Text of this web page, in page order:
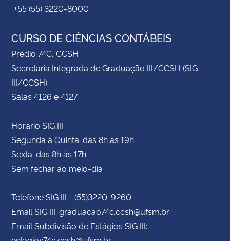
+55 (55) 3220-8000
CURSO DE CIÊNCIAS CONTÁBEIS
Prédio 74C, CCSH
Secretaria Integrada de Graduação III/CCSH (SIG
III/CCSH)
Salas 4126 e 4127
Horário SIG III
Segunda à Quinta: das 8h às 19h
Sexta: das 8h às 17h
Sem fechar ao meio-dia
Telefone SIG III - (55)3220-9260
Email SIG III: graduacao74c.ccsh@ufsm.br
Email Subdivisão de Estágios SIG III: